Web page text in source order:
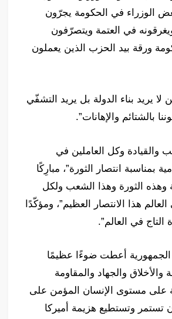
الوزراء في الحكومة يجرّون
ويغرقونه في العتمة ويتصرّفون
ورقة بيد الحزب الذين يعملون
يريد بناء الدولة بل يريد التشفّي
بالشتائم والإهانات”.
والقيادة وكل العاملين في
بمناسبة انتصار الثورة”، مبارِكًا
وهذه الثورة وهذا الشعب ولكل
هذا الانتصار العظيم”، ومؤكّدًا
التاج في العالم”.
الجمهورية أعطت ضوءًا عظيمًا
والأخلاق والجهاد والمقاومة
على مستوى الإنسان المؤمن على
تستمر وتستطيع هزيمة أميركا